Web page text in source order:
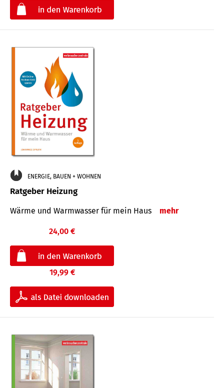
ENERGIE, BAUEN + WOHNEN
Ratgeber Heizung
Wärme und Warmwasser für mein Haus mehr
24,00 €
19,99 €